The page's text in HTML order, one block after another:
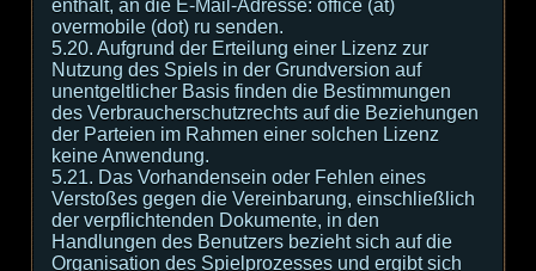
enthält, an die E-Mail-Adresse: office (at)
overmobile (dot) ru senden.
5.20. Aufgrund der Erteilung einer Lizenz zur
Nutzung des Spiels in der Grundversion auf
unentgeltlicher Basis finden die Bestimmungen
des Verbraucherschutzrechts auf die Beziehungen
der Parteien im Rahmen einer solchen Lizenz
keine Anwendung.
5.21. Das Vorhandensein oder Fehlen eines
Verstoßes gegen die Vereinbarung, einschließlich
der verpflichtenden Dokumente, in den
Handlungen des Benutzers bezieht sich auf die
Organisation des Spielprozesses und ergibt sich